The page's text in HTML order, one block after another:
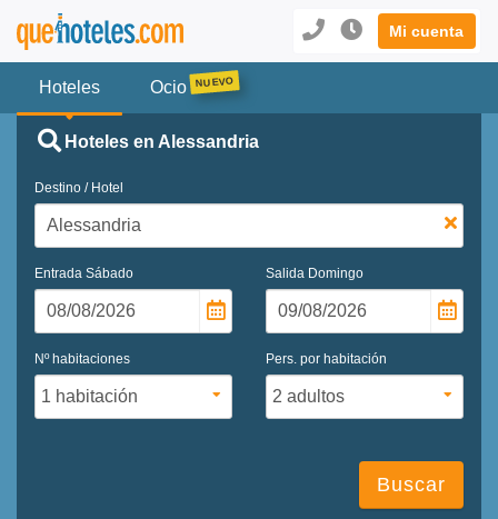
Mi cuenta
Hoteles Ocio
Hoteles en Alessandria
Destino / Hotel
Entrada Sábado Salida Domingo
Nº habitaciones Pers. por habitación
Buscar